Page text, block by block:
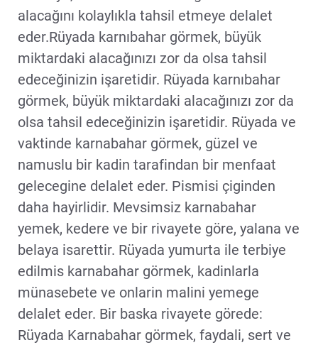
alacağını kolaylıkla tahsil etmeye delalet
eder.Rüyada karnıbahar görmek, büyük
miktardaki alacağınızı zor da olsa tahsil
edeceğinizin işaretidir. Rüyada karnıbahar
görmek, büyük miktardaki alacağınızı zor da
olsa tahsil edeceğinizin işaretidir. Rüyada ve
vaktinde karnabahar görmek, güzel ve
namuslu bir kadin tarafindan bir menfaat
gelecegine delalet eder. Pismisi çiginden
daha hayirlidir. Mevsimsiz karnabahar
yemek, kedere ve bir rivayete göre, yalana ve
belaya isarettir. Rüyada yumurta ile terbiye
edilmis karnabahar görmek, kadinlarla
münasebete ve onlarin malini yemege
delalet eder. Bir baska rivayete görede:
Rüyada Karnabahar görmek, faydali, sert ve